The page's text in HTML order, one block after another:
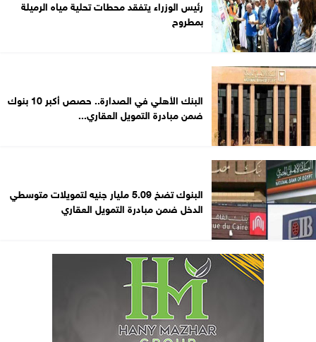
رئيس الوزراء يتفقد محطات تحلية مياه الرميلة
بمطروح
البنك الأهلي في الصدارة.. حصص أكبر 10 بنوك
ضمن مبادرة التمويل العقاري...
البنوك تضخ 5.09 مليار جنيه لتمويلات متوسطي
الدخل ضمن مبادرة التمويل العقاري